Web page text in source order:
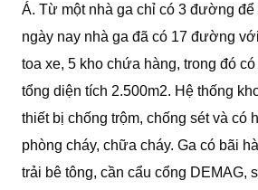
Á. Từ một nhà ga chỉ có 3 đường
ngày nay nhà ga đã có 17 đường
toa xe, 5 kho chứa hàng, trong đó
tổng diện tích 2.500m2. Hệ thống
thiết bị chống trộm, chống sét và có
phòng cháy, chữa cháy. Ga có bãi
trải bê tông, cần cẩu cổng DEMAG,